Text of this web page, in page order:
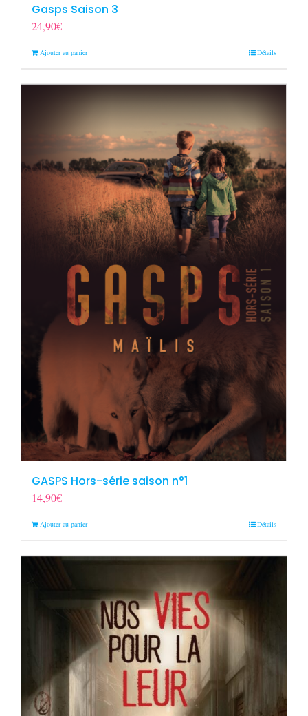
Gasps Saison 3
24,90€
Ajouter au panier Détails
GASPS Hors-série saison n°1
14,90€
Ajouter au panier Détails